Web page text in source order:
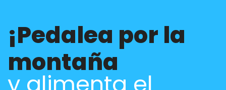
¡Pedalea por la
montaña